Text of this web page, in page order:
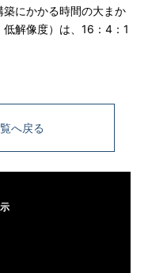
にかかる時間の大まか
解像度）は、16：4：1
へ戻る